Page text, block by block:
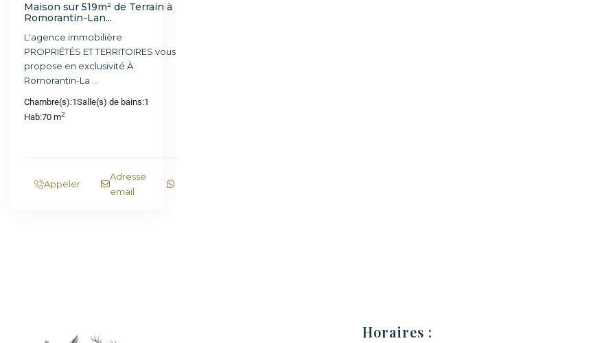
Maison sur 519m² de Terrain à
Romorantin-Lan...
L'agence immobilière
PROPRIÉTÉS ET TERRITOIRES vous
propose en exclusivité À
Romorantin-La
Chambre(s):1Salle(s) de bains:1
Hab:70 m2
Appeler
Adresse
email
Horaires :